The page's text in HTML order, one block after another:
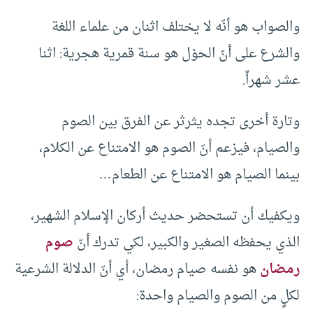
والصواب هو أنّه لا يختلف اثنان من علماء اللغة
والشرع على أنّ الحوْل هو سنة قمرية هجرية: اثنا
عشر شهراً.
وتارة أخرى تجده يثرثر عن الفرق بين الصوم
والصيام، فيزعم أنّ الصوم هو الامتناع عن الكلام،
بينما الصيام هو الامتناع عن الطعام…
ويكفيك أن تستحضر حديث أركان الإسلام الشهير،
الذي يحفظه الصغير والكبير، لكي تدرك أنّصوم
رمضانهو نفسه صيام رمضان، أي أنّ الدلالة الشرعية
لكلٍ من الصوم والصيام واحدة: